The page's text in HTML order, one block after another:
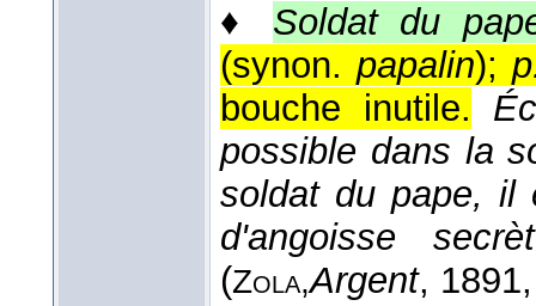
♦ Soldat du
(synon. papalin);
bouche inutile.
possible dans la
soldat du pape, il
d'angoisse
(Zola,Argent, 1891